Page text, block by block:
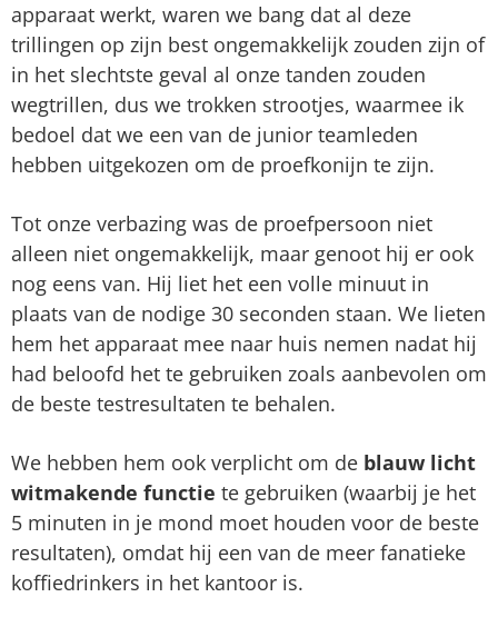
apparaat werkt, waren we bang dat al deze
trillingen op zijn best ongemakkelijk zouden zijn of
in het slechtste geval al onze tanden zouden
wegtrillen, dus we trokken strootjes, waarmee ik
bedoel dat we een van de junior teamleden
hebben uitgekozen om de proefkonijn te zijn.
Tot onze verbazing was de proefpersoon niet
alleen niet ongemakkelijk, maar genoot hij er ook
nog eens van. Hij liet het een volle minuut in
plaats van de nodige 30 seconden staan. We lieten
hem het apparaat mee naar huis nemen nadat hij
had beloofd het te gebruiken zoals aanbevolen om
de beste testresultaten te behalen.
We hebben hem ook verplicht om de blauw licht
witmakende functie te gebruiken (waarbij je het
5 minuten in je mond moet houden voor de beste
resultaten), omdat hij een van de meer fanatieke
koffiedrinkers in het kantoor is.